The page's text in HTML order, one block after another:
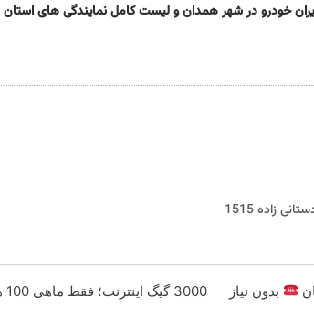
خودرو در شهر همدان و لیست کامل نمایندگی های
زاده 1515
بدون نیاز
3000 گیگ اینترنت؛ فقط ماهی 100 هزار تومان